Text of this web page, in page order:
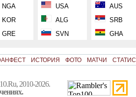
NGA
KOR
GRE
USA
ALG
SVN
AUS
SRB
GHA
ИСТОРИЯ ФОТО МАТЧИ
2010-2026.